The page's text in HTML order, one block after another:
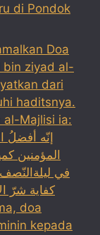
di Pondok
Doa
bin ziyad al-
dari
haditsnya.
al-Majlisi ia:
إنّه أفضلُ
المؤمنين
في
كفاية شرّ
kepada